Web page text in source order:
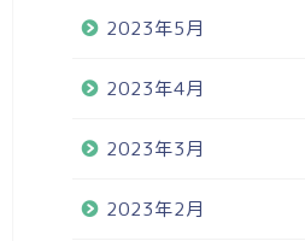
2023年5月
2023年4月
2023年3月
2023年2月